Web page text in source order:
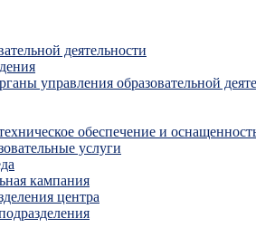
деятельности
управления образовательной
обеспечение и
услуги
кампания
центра